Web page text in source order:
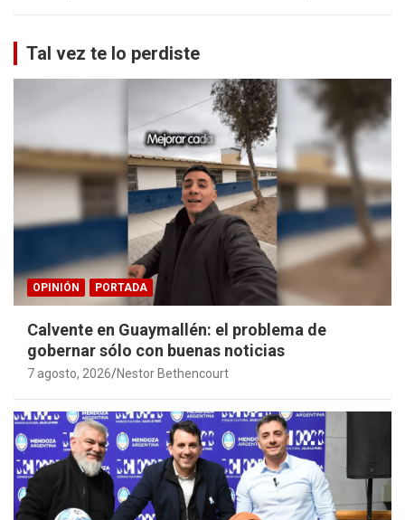
Tal vez te lo perdiste
OPINIÓN PORTADA
Calvente en Guaymallén: el problema de
gobernar sólo con buenas noticias
7 agosto, 2026 Nestor Bethencourt